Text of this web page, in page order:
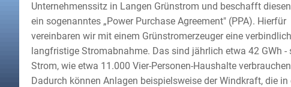
Unternehmenssitz in Langen Grünstrom und beschafft
ein sogenanntes „Power Purchase Agreement" (PPA). Hierfür
vereinbaren wir mit einem Grünstromerzeuger eine
langfristige Stromabnahme. Das sind jährlich etwa 42 GWh -
Strom, wie etwa 11.000 Vier-Personen-Haushalte
Dadurch können Anlagen beispielsweise der Windkraft, die in